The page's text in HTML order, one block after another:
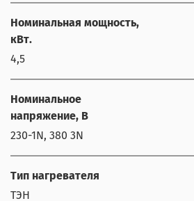
Номинальная мощность,
кВт.
4,5
Номинальное
напряжение, В
230-1N, 380 3N
Тип нагревателя
ТЭН